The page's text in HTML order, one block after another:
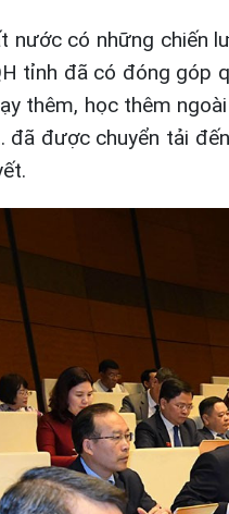
nước có những chiến
tỉnh đã có đóng góp
thêm, học thêm
đã được chuyển tải